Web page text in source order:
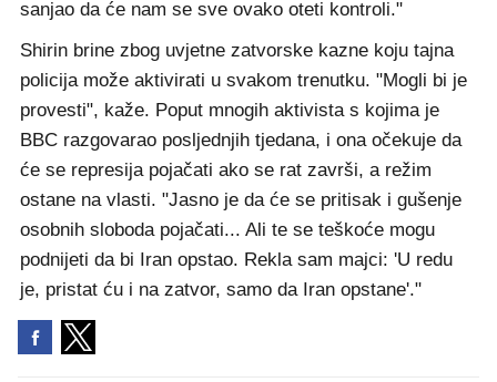
sanjao da će nam se sve ovako oteti kontroli."
Shirin brine zbog uvjetne zatvorske kazne koju tajna
policija može aktivirati u svakom trenutku. "Mogli bi je
provesti", kaže. Poput mnogih aktivista s kojima je
BBC razgovarao posljednjih tjedana, i ona očekuje da
će se represija pojačati ako se rat završi, a režim
ostane na vlasti. "Jasno je da će se pritisak i gušenje
osobnih sloboda pojačati... Ali te se teškoće mogu
podnijeti da bi Iran opstao. Rekla sam majci: 'U redu
je, pristat ću i na zatvor, samo da Iran opstane'."